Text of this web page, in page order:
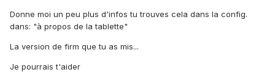
Donne moi un peu plus d'infos tu trouves cela dans la config.
dans: "à propos de la tablette"
La version de firm que tu as mis...
Je pourrais t'aider